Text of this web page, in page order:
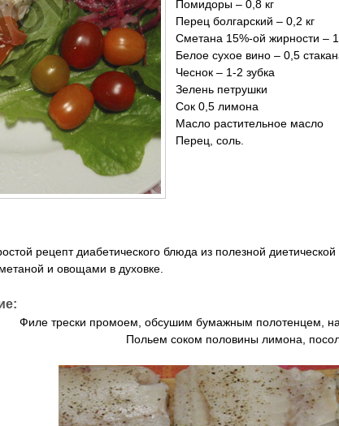
Помидоры – 0,8 кг
Перец болгарский – 0,2 кг
Сметана 15%-ой жирности –
Белое сухое вино – 0,5
Чеснок – 1-2 зубка
Зелень петрушки
Сок 0,5 лимона
Масло растительное масло
Перец, соль.
рецепт диабетического блюда из полезной
и овощами в духовке.
Филе трески промоем, обсушим бумажным полотенцем,
Польем соком половины лимона,